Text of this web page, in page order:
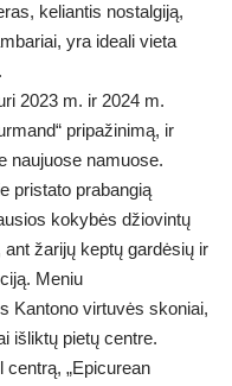
keliantis nostalgiją,
yra ideali vieta
2023 m. ir 2024 m.
pripažinimą, ir
naujuose namuose.
pristato prabangią
kokybės džiovintų
žarijų keptų gardėsių ir
Meniu
Kantono virtuvės skoniai,
išliktų pietų centre.
centrą, „Epicurean